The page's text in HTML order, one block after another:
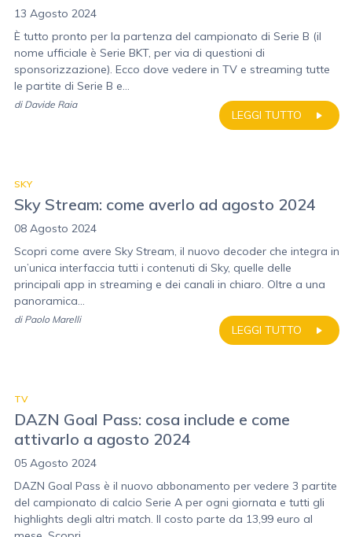
13 Agosto 2024
È tutto pronto per la partenza del campionato di Serie B (il
nome ufficiale è Serie BKT, per via di questioni di
sponsorizzazione). Ecco dove vedere in TV e streaming tutte
le partite di Serie B e...
LEGGI TUTTO
di Davide Raia
SKY
Sky Stream: come averlo ad agosto 2024
08 Agosto 2024
Scopri come avere Sky Stream, il nuovo decoder che integra in
un’unica interfaccia tutti i contenuti di Sky, quelle delle
principali app in streaming e dei canali in chiaro. Oltre a una
panoramica...
LEGGI TUTTO
di Paolo Marelli
TV
DAZN Goal Pass: cosa include e come
attivarlo a agosto 2024
05 Agosto 2024
DAZN Goal Pass è il nuovo abbonamento per vedere 3 partite
del campionato di calcio Serie A per ogni giornata e tutti gli
highlights degli altri match. Il costo parte da 13,99 euro al